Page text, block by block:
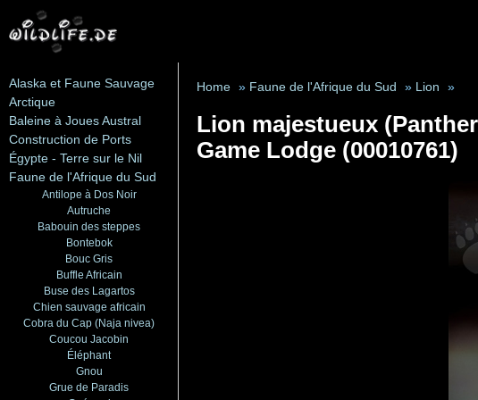
Alaska et Faune Sauvage
Arctique
Baleine à Joues Austral
Construction de Ports
Égypte - Terre sur le Nil
Faune de l'Afrique du Sud
Antilope à Dos Noir
Autruche
Babouin des steppes
Bontebok
Bouc Gris
Buffle Africain
Buse des Lagartos
Chien sauvage africain
Cobra du Cap (Naja nivea)
Coucou Jacobin
Éléphant
Gnou
Grue de Paradis
Home » Faune de l'Afrique du Sud » Lion »
Lion majestueux
Game Lodge (00010761)